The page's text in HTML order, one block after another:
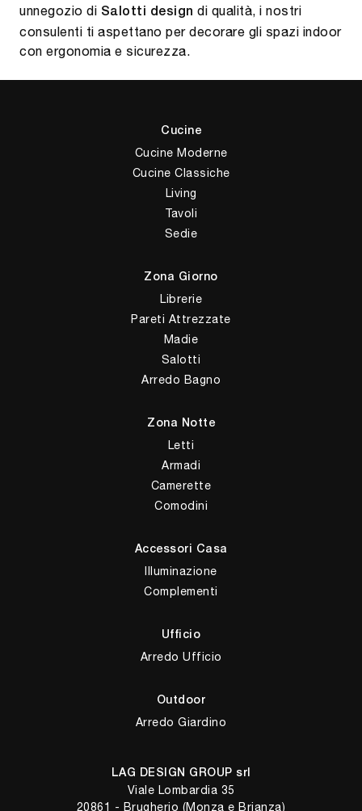
unnegozio di Salotti design di qualità, i nostri
consulenti ti aspettano per decorare gli spazi indoor
con ergonomia e sicurezza.
Cucine
Cucine Moderne
Cucine Classiche
Living
Tavoli
Sedie
Zona Giorno
Librerie
Pareti Attrezzate
Madie
Salotti
Arredo Bagno
Zona Notte
Letti
Armadi
Camerette
Comodini
Accessori Casa
Illuminazione
Complementi
Ufficio
Arredo Ufficio
Outdoor
Arredo Giardino
LAG DESIGN GROUP srl
Viale Lombardia 35
20861 - Brugherio (Monza e Brianza)